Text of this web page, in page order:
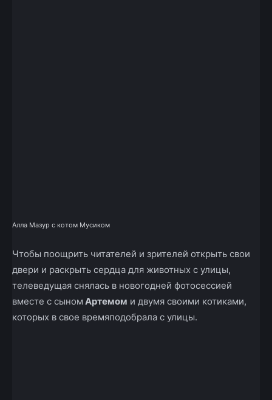
Алла Мазур с котом Мусиком
Чтобы поощрить читателей и зрителей открыть свои
двери и раскрыть сердца для животных с улицы,
телеведущая снялась в новогодней фотосессией
вместе с сыном Артемом и двумя своими котиками,
которых в свое времяподобрала с улицы.